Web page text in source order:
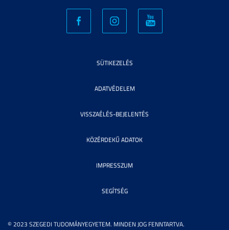
© 2023 SZEGEDI TUDOMÁNYEGYETEM. MINDEN JOG FENNTARTVA.
SÜTIKEZELÉS
ADATVÉDELEM
VISSZAÉLÉS-BEJELENTÉS
KÖZÉRDEKŰ ADATOK
IMPRESSZUM
SEGÍTSÉG